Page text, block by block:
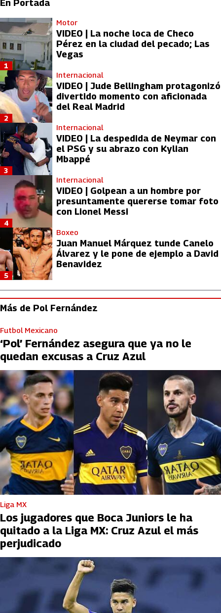
En Portada
Motor
VIDEO | La noche loca de Checo
Pérez en la ciudad del pecado; Las
Vegas
1
Internacional
VIDEO | Jude Bellingham protagonizó
divertido momento con aficionada
del Real Madrid
2
Internacional
VIDEO | La despedida de Neymar con
el PSG y su abrazo con Kylian
Mbappé
3
Internacional
VIDEO | Golpean a un hombre por
presuntamente quererse tomar foto
con Lionel Messi
4
Boxeo
Juan Manuel Márquez tunde Canelo
Álvarez y le pone de ejemplo a David
Benavidez
5
Más de Pol Fernández
Futbol Mexicano
‘Pol’ Fernández asegura que ya no le
quedan excusas a Cruz Azul
Liga MX
Los jugadores que Boca Juniors le ha
quitado a la Liga MX: Cruz Azul el más
perjudicado